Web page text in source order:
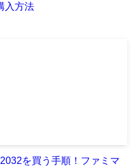
入方法
を買う手順！ファミマ